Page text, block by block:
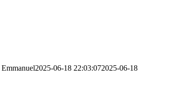
Emmanuel2025-06-18 22:03:072025-06-18